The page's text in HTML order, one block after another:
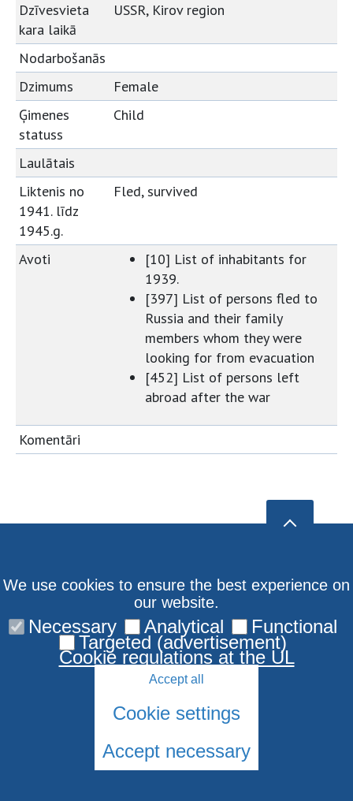
Dzīvesvieta
kara laikā
USSR, Kirov region
Nodarbošanās
Dzimums
Female
Ģimenes
statuss
Child
Laulātais
Liktenis no
1941. līdz
1945.g.
Fled, survived
Avoti
[10] List of inhabitants for
1939.
[397] List of persons fled to
Russia and their family
members whom they were
looking for from evacuation
[452] List of persons left
abroad after the war
Komentāri
© LU Jūdaikas Studiju centrs 2006-2026
We use cookies to ensure the best experience on
our website.
Necessary Analytical Functional
Targeted (advertisement)
Cookie regulations at the UL
Accept all
Cookie settings
Accept necessary